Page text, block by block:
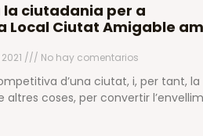
la ciutadania per a
Local Ciutat Amigable
No hay comentarios
d’una ciutat, i, per tant, la
altres coses, per convertir